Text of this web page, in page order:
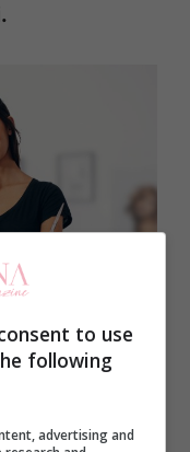
parrucchieri che
to use
following
advertising and